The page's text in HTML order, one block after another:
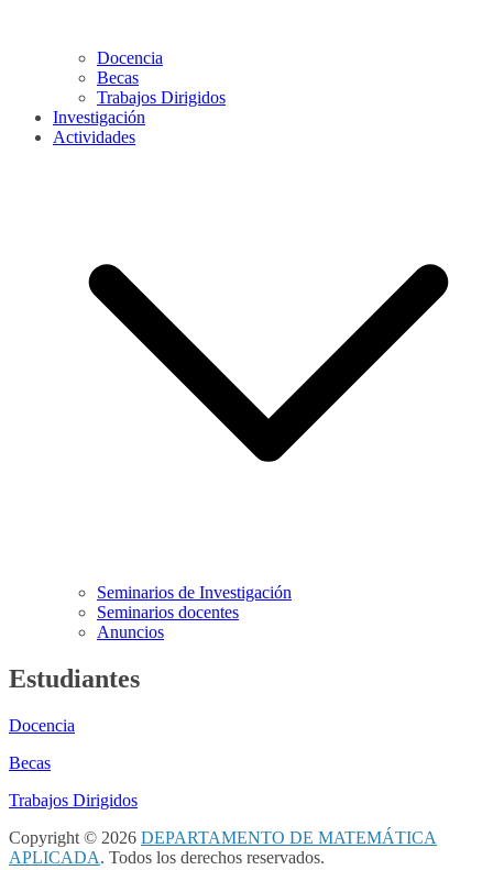
Docencia
Becas
Trabajos Dirigidos
Investigación
Actividades
Seminarios de Investigación
Seminarios docentes
Anuncios
Estudiantes
Docencia
Becas
Trabajos Dirigidos
Copyright © 2026 DEPARTAMENTO DE MATEMÁTICA
APLICADA. Todos los derechos reservados.